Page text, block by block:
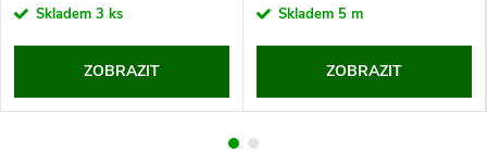
cena:Skladem 3 ks
ZOBRAZIT
cena:Skladem 5 m
ZOBRAZIT